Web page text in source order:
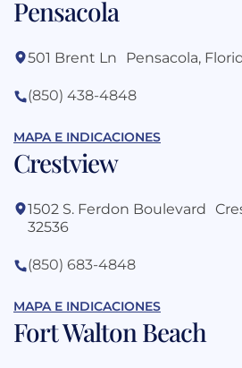
Pensacola
501 Brent Ln Pensacola,
(850) 438-4848
MAPA E INDICACIONES
Crestview
1502 S. Ferdon Boulevard
32536
(850) 683-4848
MAPA E INDICACIONES
Fort Walton Beach